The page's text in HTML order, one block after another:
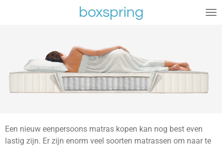
hoofdinhoud
boxspring
Een nieuw eenpersoons matras kopen kan nog best even
lastig zijn. Er zijn enorm veel soorten matrassen om naar te